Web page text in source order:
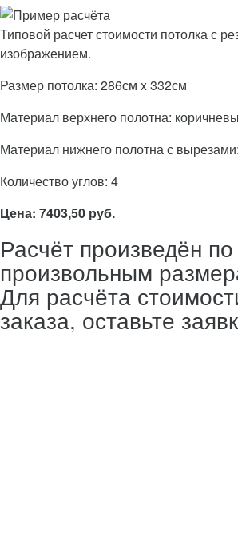
Типовой расчет стоимости потолка с
изображением.
Размер потолка: 286см x 332см
Материал верхнего полотна:
Материал нижнего полотна с
Количество углов: 4
Цена: 7403,50 руб.
Расчёт произведён по
произвольным
Для расчёта
заказа, оставьте